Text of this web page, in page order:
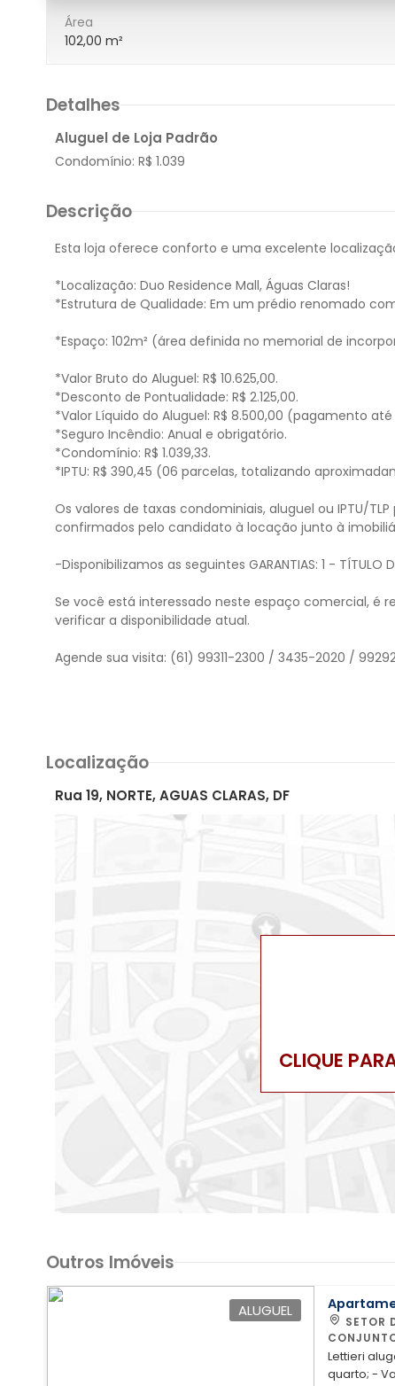
Área
102,00 m²
Detalhes
Aluguel de Loja Padrão
Condomínio: R$ 1.039
Descrição
Esta loja oferece conforto e uma excelente
*Localização: Duo Residence Mall, Águas Claras!
*Estrutura de Qualidade: Em um prédio renomado
*Espaço: 102m² (área definida no memorial de
*Valor Bruto do Aluguel: R$ 10.625,00.
*Desconto de Pontualidade: R$ 2.125,00.
*Valor Líquido do Aluguel: R$ 8.500,00 (pagamento
*Seguro Incêndio: Anual e obrigatório.
*Condomínio: R$ 1.039,33.
*IPTU: R$ 390,45 (06 parcelas, totalizando
Os valores de taxas condominiais, aluguel ou IPTU/
confirmados pelo candidato à locação junto à
-Disponibilizamos as seguintes GARANTIAS: 1 - TÍTULO
Se você está interessado neste espaço comercial,
verificar a disponibilidade atual.
Agende sua visita: (61) 99311-2300 / 3435-2020 /
Localização
Rua 19, NORTE, AGUAS CLARAS, DF
CLIQUE
Outros Imóveis
ALUGUEL
Lettieri
quarto; -